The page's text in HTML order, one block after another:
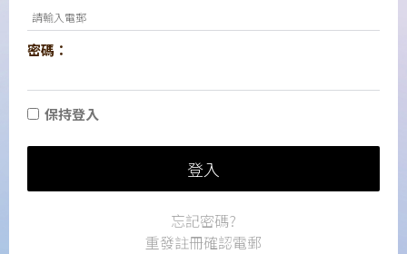
密碼：
保持登入
登入
忘記密碼?
重發註冊確認電郵